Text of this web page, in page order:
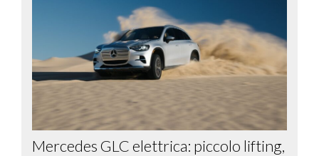
Mercedes GLC elettrica: piccolo lifting,